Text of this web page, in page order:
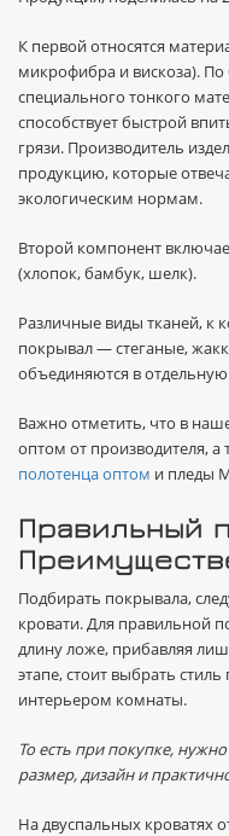
К первой относятся
микрофибра и вискоза).
специального тонкого
способствует быстрой
грязи. Производитель
продукцию, которые
экологическим нормам.
Второй компонент
(хлопок, бамбук, шелк).
Различные виды тканей, к
покрывал — стеганые,
объединяются в отдельную
Важно отметить, что в
оптом от производителя, а
полотенца оптом и пледы
Правильный
Подбирать покрывала,
кровати. Для правильной
длину ложе, прибавляя
этапе, стоит выбрать
интерьером комнаты.
То есть при покупке,
размер, дизайн и
На двуспальных кроватях